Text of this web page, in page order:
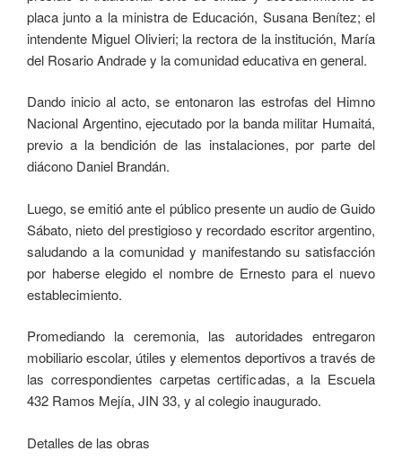
placa junto a la ministra de Educación, Susana Benítez; el
intendente Miguel Olivieri; la rectora de la institución, María
del Rosario Andrade y la comunidad educativa en general.
Dando inicio al acto, se entonaron las estrofas del Himno
Nacional Argentino, ejecutado por la banda militar Humaitá,
previo a la bendición de las instalaciones, por parte del
diácono Daniel Brandán.
Luego, se emitió ante el público presente un audio de Guido
Sábato, nieto del prestigioso y recordado escritor argentino,
saludando a la comunidad y manifestando su satisfacción
por haberse elegido el nombre de Ernesto para el nuevo
establecimiento.
Promediando la ceremonia, las autoridades entregaron
mobiliario escolar, útiles y elementos deportivos a través de
las correspondientes carpetas certificadas, a la Escuela
432 Ramos Mejía, JIN 33, y al colegio inaugurado.
Detalles de las obras